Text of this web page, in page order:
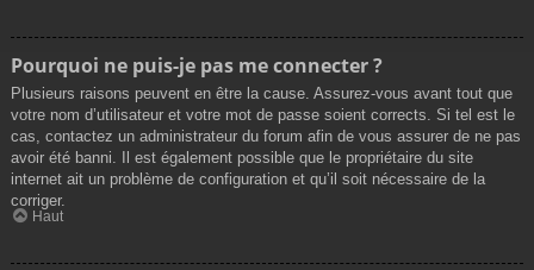
Pourquoi ne puis-je pas me connecter ?
Plusieurs raisons peuvent en être la cause. Assurez-vous avant tout que
votre nom d’utilisateur et votre mot de passe soient corrects. Si tel est le
cas, contactez un administrateur du forum afin de vous assurer de ne pas
avoir été banni. Il est également possible que le propriétaire du site
internet ait un problème de configuration et qu’il soit nécessaire de la
corriger.
Haut